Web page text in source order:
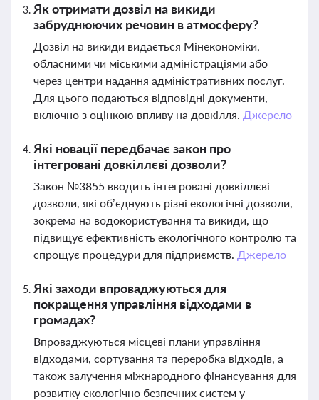
Як отримати дозвіл на викиди
забруднюючих речовин в атмосферу?
Дозвіл на викиди видається Мінекономіки,
обласними чи міськими адміністраціями або
через центри надання адміністративних послуг.
Для цього подаються відповідні документи,
включно з оцінкою впливу на довкілля. Джерело
Які новації передбачає закон про
інтегровані довкіллєві дозволи?
Закон №3855 вводить інтегровані довкіллєві
дозволи, які об’єднують різні екологічні дозволи,
зокрема на водокористування та викиди, що
підвищує ефективність екологічного контролю та
спрощує процедури для підприємств. Джерело
Які заходи впроваджуються для
покращення управління відходами в
громадах?
Впроваджуються місцеві плани управління
відходами, сортування та переробка відходів, а
також залучення міжнародного фінансування для
розвитку екологічно безпечних систем у